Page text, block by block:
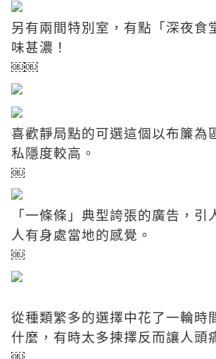
另有兩間特別室，有點「深夜食
味甚濃！
￼￼
喜歡靜局點的可選這個以布簾為
私隱度較高。
￼
「一條條」典型誇張的廣告，引
人有身處當地的感覺。
￼
從種類繁多的選擇中花了一輪時
什麼，有時太多揀擇反而讓人頭